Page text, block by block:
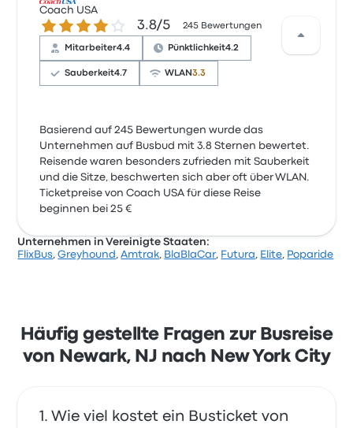
Coach USA
3.8 von 5 Sternen3.8/5 245 Bewertungen
Mitarbeiter4.4 Pünktlichkeit4.2
Sauberkeit4.7 WLAN3.3
Basierend auf 245 Bewertungen wurde das
Unternehmen auf Busbud mit 3.8 Sternen bewertet.
Reisende waren besonders zufrieden mit Sauberkeit
und die Sitze, beschwerten sich aber oft über WLAN.
Ticketpreise von Coach USA für diese Reise
beginnen bei 25 €
Unternehmen in Vereinigte Staaten:
FlixBus,Greyhound ,Amtrak, BlaBlaCar, Futura, Elite, Poparide
Häufig gestellte Fragen zur Busreise
von Newark, NJ nach New York City
Wie viel kostet ein Busticket von